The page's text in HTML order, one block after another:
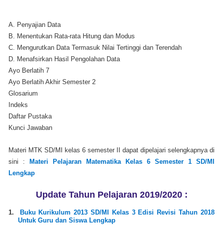
A. Penyajian Data
B. Menentukan Rata-rata Hitung dan Modus
C. Mengurutkan Data Termasuk Nilai Tertinggi dan Terendah
D. Menafsirkan Hasil Pengolahan Data
Ayo Berlatih 7
Ayo Berlatih Akhir Semester 2
Glosarium
Indeks
Daftar Pustaka
Kunci Jawaban
Materi MTK SD/MI kelas 6 semester II dapat dipelajari selengkapnya di
sini : Materi Pelajaran Matematika Kelas 6 Semester 1 SD/MI
Lengkap
Update Tahun Pelajaran 2019/2020 :
1.
Buku Kurikulum 2013 SD/MI Kelas 3 Edisi Revisi Tahun 2018
Untuk Guru dan Siswa Lengkap